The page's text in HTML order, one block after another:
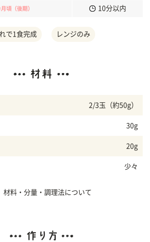
月頃（後期） 10分以内
で1食完成 レンジのみ
2/3玉（約50g）
30g
20g
少々
材料・分量・調理法について